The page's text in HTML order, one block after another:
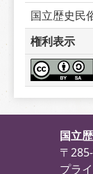
国立歴史民
権利表示
国立
〒
プラ